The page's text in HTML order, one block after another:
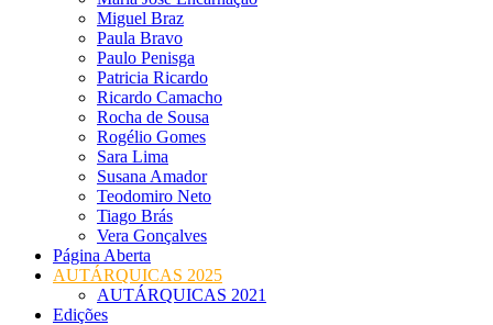
Miguel Braz
Paula Bravo
Paulo Penisga
Patricia Ricardo
Ricardo Camacho
Rocha de Sousa
Rogélio Gomes
Sara Lima
Susana Amador
Teodomiro Neto
Tiago Brás
Vera Gonçalves
Página Aberta
AUTÁRQUICAS 2025
AUTÁRQUICAS 2021
Edições